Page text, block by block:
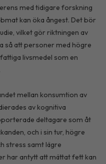
med tidigare forskning
kan öka ångest. Det bör
vilket gör riktningen av
så att personer med högre
livsmedel som en
mellan konsumtion av
av kognitiva
deltagare som åt
och i sin tur, högre
stress samt lägre
har antytt att mättat fett kan